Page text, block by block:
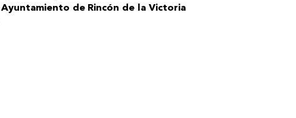
Ayuntamiento de Rincón de la Victoria